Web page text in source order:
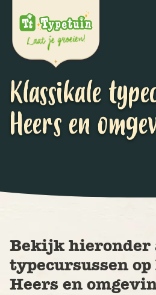
Klassikale
Heers en
Bekijk hieronder
typecursussen
Heers en